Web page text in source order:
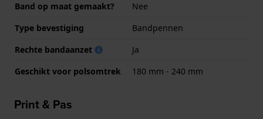
Band op maat gemaakt?
Nee
Type bevestiging
Bandpennen
Rechte bandaanzet
Ja
Geschikt voor polsomtrek
180 mm - 240 mm
Print & Pas